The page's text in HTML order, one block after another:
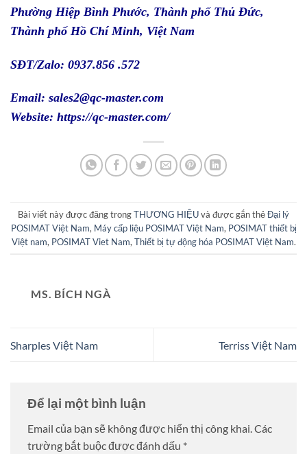
Phường Hiệp Bình Phước, Thành phố Thủ Đức,
Thành phố Hồ Chí Minh, Việt Nam
SĐT/Zalo: 0937.856 .572
Email: sales2@qc-master.com
Website: https://qc-master.com/
Bài viết này được đăng trongTHƯƠNG HIỆUvà được gắn thẻĐại lý
POSIMAT Việt Nam, Máy cấp liệu POSIMAT Việt Nam, POSIMAT thiết bị
Việt nam, POSIMAT Viet Nam, Thiết bị tự động hóa POSIMAT Việt Nam.
MS. BÍCH NGÀ
Sharples Việt Nam Terriss Việt Nam
Để lại một bình luận
Email của bạn sẽ không được hiển thị công khai.Các
trường bắt buộc được đánh dấu *